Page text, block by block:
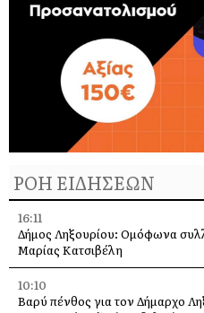
ΡΟΗ ΕΙΔΗΣΕΩΝ
16:11
Δήμος Ληξουρίου: Ομόφωνα
Μαρίας Κατσιβέλη
10:10
Βαρύ πένθος για τον Δήμαρχο